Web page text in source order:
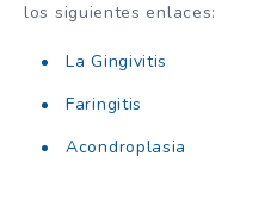
los siguientes enlaces:
La Gingivitis
Faringitis
Acondroplasia